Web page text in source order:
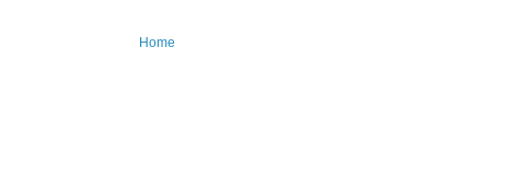
Home